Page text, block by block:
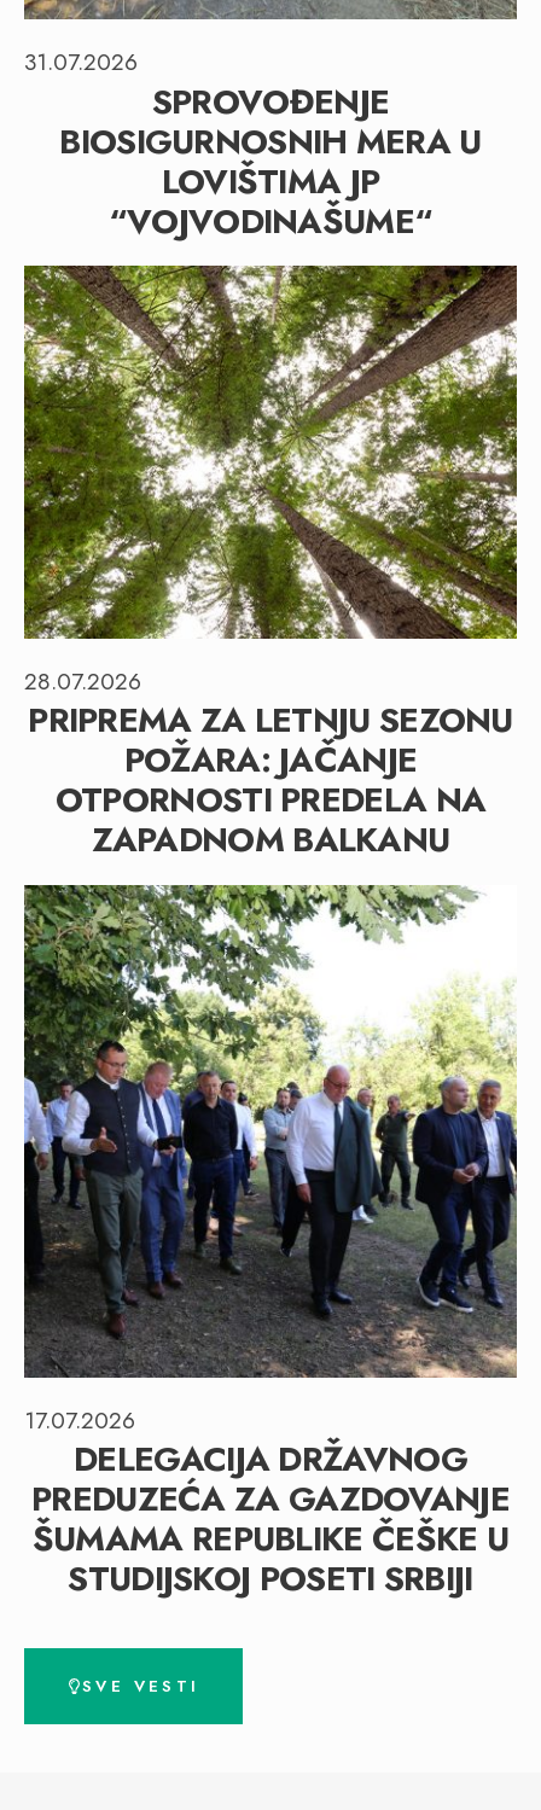
31.07.2026
SPROVOĐENJE
BIOSIGURNOSNIH MERA U
LOVIŠTIMA JP
“VOJVODINAŠUME“
28.07.2026
PRIPREMA ZA LETNJU SEZONU
POŽARA: JAČANJE
OTPORNOSTI PREDELA NA
ZAPADNOM BALKANU
17.07.2026
DELEGACIJA DRŽAVNOG
PREDUZEĆA ZA GAZDOVANJE
ŠUMAMA REPUBLIKE ČEŠKE U
STUDIJSKOJ POSETI SRBIJI
SVE VESTI